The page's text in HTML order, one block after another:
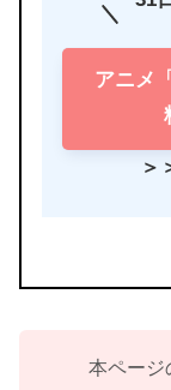
アニメ
＞
本ページ